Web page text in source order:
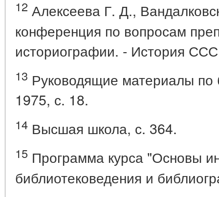
12 Алексеева Г. Д.,
конференция по вопросам
историографии. - История
13 Руководящие материалы
1975, с. 18.
14 Высшая школа, с. 364.
15 Программа курса "Основы
библиотековедения и